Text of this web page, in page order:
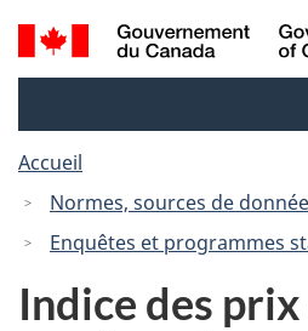
au
à
Recherche
et
Accueil
Normes, sources de
Enquêtes et programmes
Indice des prix